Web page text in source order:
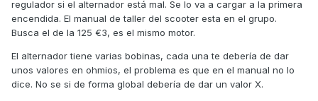
regulador si el alternador está mal. Se lo va a cargar a la primera
encendida. El manual de taller del scooter esta en el grupo.
Busca el de la 125 €3, es el mismo motor.
El alternador tiene varias bobinas, cada una te debería de dar
unos valores en ohmios, el problema es que en el manual no lo
dice. No se si de forma global debería de dar un valor X.